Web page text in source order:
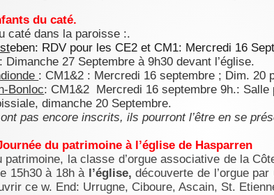
du caté.
caté dans la paroisse :.
eben: RDV pour les CE2 et CM1: Mercredi 16
: Dimanche 27 Septembre à 9h30 devant l’église.
: CM1&2 : Mercredi 16 septembre ; Dim. 20
Bonloc: CM1&2 Mercredi 16 septembre 9h.:
dimanche 20 Septembre.
pas encore inscrits, ils pourront l’être en se
du patrimoine à l’église de Hasparren
patrimoine, la classe d’orgue associative de la
15h30 à 18h à l’église, découverte de l’orgue
ce w. End: Urrugne, Ciboure, Ascain, St.